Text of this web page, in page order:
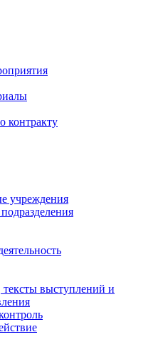
контракту
учреждения
выступлений и